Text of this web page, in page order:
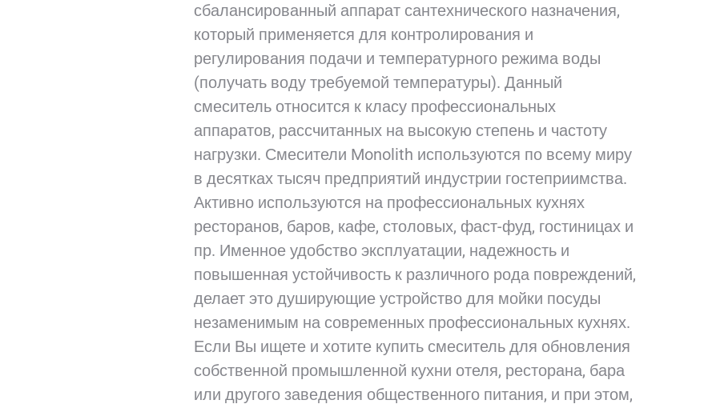
сбалансированный аппарат сантехнического назначения,
который применяется для контролирования и
регулирования подачи и температурного режима воды
(получать воду требуемой температуры). Данный
смеситель относится к класу профессиональных
аппаратов, рассчитанных на высокую степень и частоту
нагрузки. Смесители Monolith используются по всему миру
в десятках тысяч предприятий индустрии гостеприимства.
Активно используются на профессиональных кухнях
ресторанов, баров, кафе, столовых, фаст-фуд, гостиницах и
пр. Именное удобство эксплуатации, надежность и
повышенная устойчивость к различного рода повреждений,
делает это душирующие устройство для мойки посуды
незаменимым на современных профессиональных кухнях.
Если Вы ищете и хотите купить смеситель для обновления
собственной промышленной кухни отеля, ресторана, бара
или другого заведения общественного питания, и при этом,